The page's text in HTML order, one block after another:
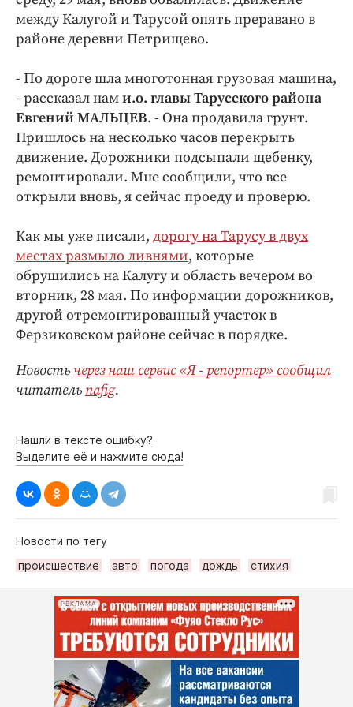
Интересное чтиво
Клиника года
Бренд года
Работодатель года
между Калугой и Тарусой опять преравано в
районе деревни Петрищево.
- По дороге шла многотонная грузовая машина,
- рассказал нами.о. главы Тарусского района
Евгений МАЛЬЦЕВ. - Она продавила грунт.
Пришлось на несколько часов перекрыть
движение. Дорожники подсыпали щебенку,
ремонтировали. Мне сообщили, что все
открыли вновь, я сейчас проеду и проверю.
Как мы уже писали, дорогу на Тарусу в двух
местах размыло ливнями, которые
обрушились на Калугу и область вечером во
вторник, 28 мая. По информации дорожников,
другой отремонтированный участок в
Ферзиковском районе сейчас в порядке.
Новость через наш сервис «Я - репортер» сообщил
читатель nafig.
Нашли в тексте ошибку?
Выделите её и нажмите сюда!
Новости по тегу
происшествие
авто погода дождь стихия
РЕКЛАМА